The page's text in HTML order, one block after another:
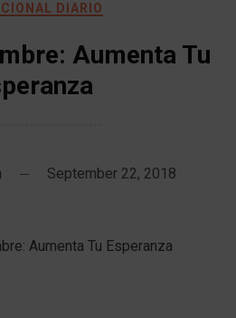
DIARIO
Aumenta Tu
September 22, 2018